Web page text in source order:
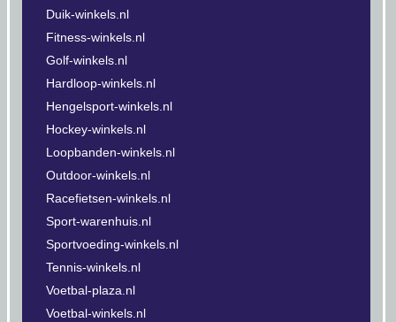
Duik-winkels.nl
Fitness-winkels.nl
Golf-winkels.nl
Hardloop-winkels.nl
Hengelsport-winkels.nl
Hockey-winkels.nl
Loopbanden-winkels.nl
Outdoor-winkels.nl
Racefietsen-winkels.nl
Sport-warenhuis.nl
Sportvoeding-winkels.nl
Tennis-winkels.nl
Voetbal-plaza.nl
Voetbal-winkels.nl